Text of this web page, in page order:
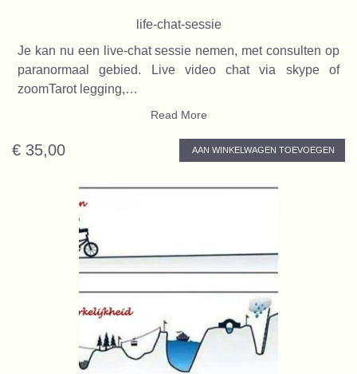
life-chat-sessie
Je kan nu een live-chat sessie nemen, met consulten op
paranormaal gebied. Live video chat via skype of
zoomTarot legging,…
Read More
€ 35,00 AAN WINKELWAGEN TOEVOEGEN